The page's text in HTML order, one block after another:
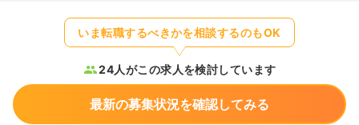
いま転職するべきかを相談するのもOK
24人がこの求人を検討しています
最新の募集状況を確認してみる